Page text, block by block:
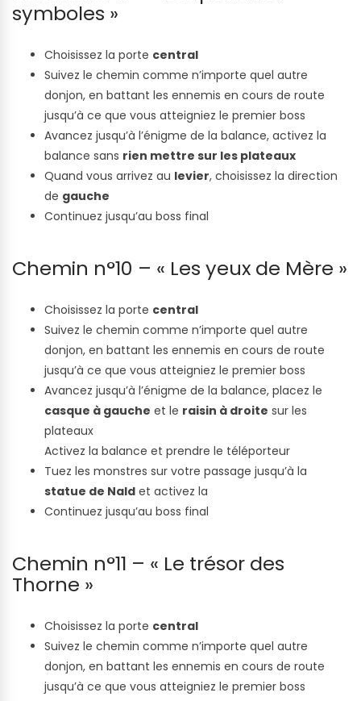
symboles »
Choisissez la porte central
Suivez le chemin comme n’importe quel autre
donjon, en battant les ennemis en cours de route
jusqu’à ce que vous atteigniez le premier boss
Avancez jusqu’à l’énigme de la balance, activez la
balance sans rien mettre sur les plateaux
Quand vous arrivez au levier, choisissez la direction
de gauche
Continuez jusqu’au boss final
Chemin n°10 – « Les yeux de Mère »
Choisissez la porte central
Suivez le chemin comme n’importe quel autre
donjon, en battant les ennemis en cours de route
jusqu’à ce que vous atteigniez le premier boss
Avancez jusqu’à l’énigme de la balance, placez le
casque à gauche et le raisin à droite sur les
plateaux
Activez la balance et prendre le téléporteur
Tuez les monstres sur votre passage jusqu’à la
statue de Nald et activez la
Continuez jusqu’au boss final
Chemin n°11 – « Le trésor des
Thorne »
Choisissez la porte central
Suivez le chemin comme n’importe quel autre
donjon, en battant les ennemis en cours de route
jusqu’à ce que vous atteigniez le premier boss